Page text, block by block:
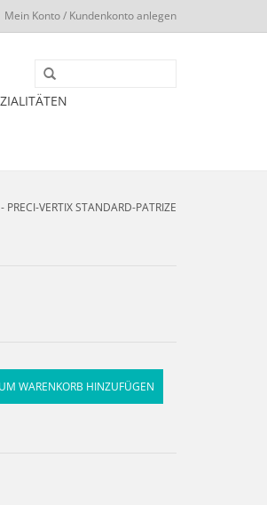
Mein Konto / Kundenkonto anlegen
VERTIX STANDARD-PATRIZE
WARENKORB HINZUFÜGEN